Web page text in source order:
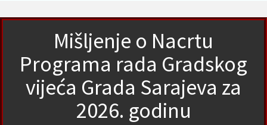
Mišljenje o Nacrtu
Programa rada Gradskog
vijeća Grada Sarajeva za
2026. godinu